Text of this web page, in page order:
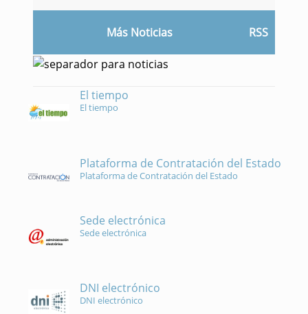
Más Noticias RSS
El tiempo
El tiempo
Plataforma de Contratación del Estado
Plataforma de Contratación del Estado
Sede electrónica
Sede electrónica
DNI electrónico
DNI electrónico